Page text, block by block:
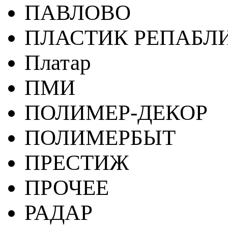
ПАВЛОВО
ПЛАСТИК
Платар
ПМИ
ПОЛИМЕР-ДЕКОР
ПОЛИМЕРБЫТ
ПРЕСТИЖ
ПРОЧЕЕ
РАДАР